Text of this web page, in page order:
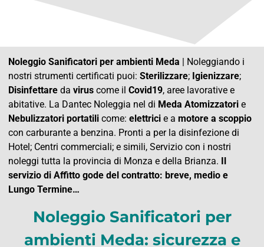
Noleggio Sanificatori per ambienti Meda | Noleggiando i
nostri strumenti certificati puoi: Sterilizzare; Igienizzare;
Disinfettare da virus come il Covid19, aree lavorative e
abitative. La Dantec Noleggia nel di Meda Atomizzatori e
Nebulizzatori portatili come: elettrici e a motore a scoppio
con carburante a benzina. Pronti a per la disinfezione di
Hotel; Centri commerciali; e simili, Servizio con i nostri
noleggi tutta la provincia di Monza e della Brianza. Il
servizio di Affitto gode del contratto: breve, medio e
Lungo Termine…
Noleggio Sanificatori per
ambienti Meda: sicurezza e